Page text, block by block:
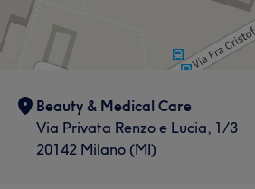
Beauty & Medical Care
Via Privata Renzo e Lucia, 1/3
20142 Milano (MI)